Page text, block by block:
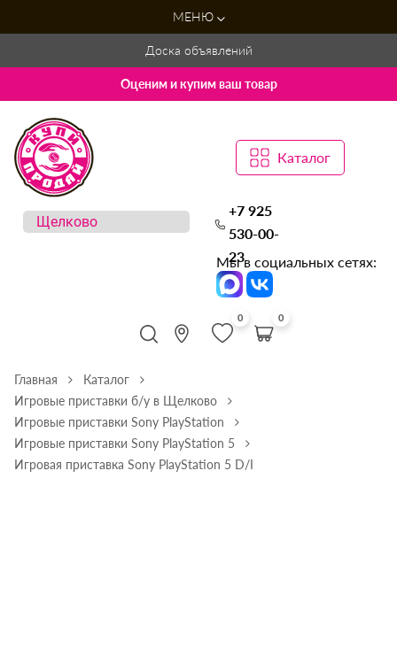
МЕНЮ
Доска объявлений
Оценим и купим ваш товар
Каталог
+7 925
530-00-
23
Мы в социальных сетях:
0 0
Главная
Каталог
Игровые приставки б/у в Щелково
Игровые приставки Sony PlayStation
Игровые приставки Sony PlayStation 5
Игровая приставка Sony PlayStation 5 D/I